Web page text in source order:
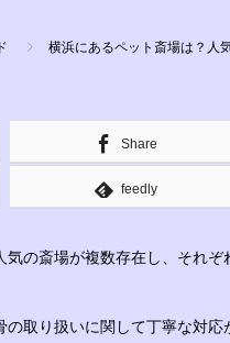
横浜にあるペット斎場は？人
Share
feedly
の斎場が複数存在し、それぞ
の取り扱いに関して丁寧な対